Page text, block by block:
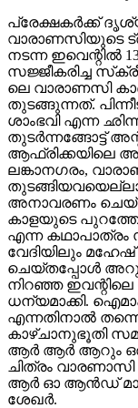
പ്രേക്ഷകർക്ക്
വാരാണസിയുടെ
നടന്ന ഇവെന്റിൽ
സജ്ജീകരിച്ച
ലെ വാരാണസി
തുടങ്ങുന്നത്.
ശാംഭവി എന്ന
തുടര്‍ന്നങ്ങോട്ട്
ആഫ്രിക്കയിലെ
ലങ്കാനഗരം,
അനാവരണം
കാളയുടെ
എന്ന
വേദിയിലും
ചെയ്തപ്പോൾ
നിറഞ്ഞ
ധന്യമാക്കി.
എന്നതിനാല്‍ തന്നെ
കാഴ്ചാനുഭൂതി
ആർ ആർ ആറും
ചിത്രം വാരണാസി
ആർ ഓ ആൻഡ്
ശേഖർ.